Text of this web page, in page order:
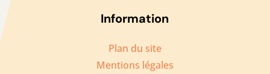
Information
Plan du site
Mentions légales